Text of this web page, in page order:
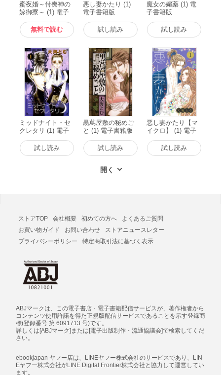
蜜夜婚～付喪神の
嫁御寮～ (1) 電子
書籍版
無料で読む
悪し妻かたり (1)
電子書籍版
試し読み
魔女の媚薬 (1) 電
子書籍版
試し読み
ミッドナイト・セ
クレタリ (1) 電子
書籍版
試し読み
黒蔦屋敷の秘めご
と (1) 電子書籍版
試し読み
悪し妻かたり【マ
イクロ】 (1) 電子
書籍版
試し読み
ストアTOP 会社概要 初めての方へ
よくあるご質問
お買い物ガイド
お問い合わせ
ストアニュースレター
プライバシーポリシー
特定商取引法に基づく表示
ABJマークは、この電子書店・電子書籍配信サービスが、著作権者から
コンテンツ使用許諾を得た正規版配信サービスであることを示す登録商
標(登録番号 第 6091713 号)です。
詳しくは[ABJマーク]または[電子出版制作・流通協議会]で検索してくだ
さい。
ebookjapan ヤフー店は、LINEヤフー株式会社のサービスであり、LIN
Eヤフー株式会社がLINE Digital Frontier株式会社と協力して運営してい
ます。